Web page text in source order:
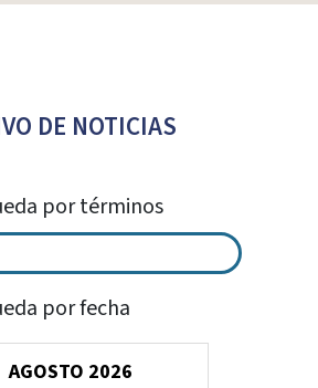
DE NOTICIAS
por términos
por fecha
AGOSTO 2026